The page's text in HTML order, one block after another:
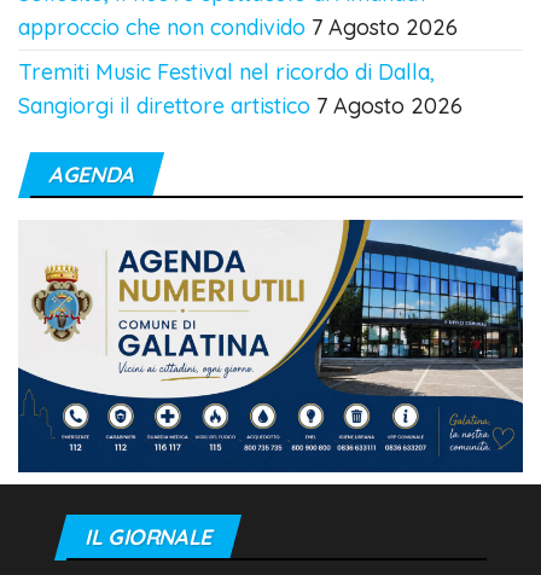
approccio che non condivido 7 Agosto 2026
Tremiti Music Festival nel ricordo di Dalla,
Sangiorgi il direttore artistico 7 Agosto 2026
AGENDA
IL GIORNALE